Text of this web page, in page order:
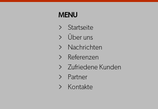
MENU
Startseite
Über uns
Nachrichten
Referenzen
Zufriedene Kunden
Partner
Kontakte